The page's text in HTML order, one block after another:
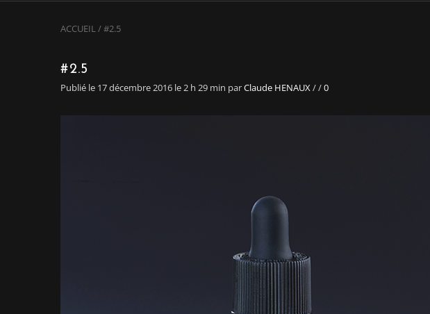
ACCUEIL/#2.5
#2.5
Publié le 17 décembre 2016 le 2 h 29 min parClaude HENAUX//0